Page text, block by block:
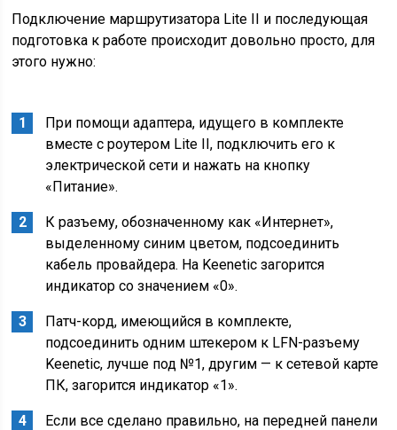
Подключение маршрутизатора Lite II и последующая
подготовка к работе происходит довольно просто, для
этого нужно:
При помощи адаптера, идущего в комплекте
вместе с роутером Lite II, подключить его к
электрической сети и нажать на кнопку
«Питание».
К разъему, обозначенному как «Интернет»,
выделенному синим цветом, подсоединить
кабель провайдера. На Keenetic загорится
индикатор со значением «0».
Патч-корд, имеющийся в комплекте,
подсоединить одним штекером к LFN-разъему
Keenetic, лучше под №1, другим — к сетевой карте
ПК, загорится индикатор «1».
Если все сделано правильно, на передней панели